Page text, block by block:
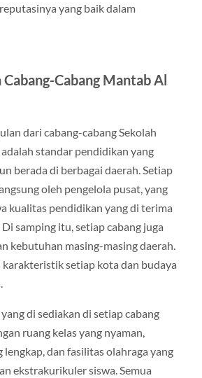
yang baik dalam
Cabang Mantab Al
dari cabang-cabang Sekolah
standar pendidikan yang
berada di berbagai daerah. Setiap
oleh pengelola pusat, yang
kualitas pendidikan yang di terima
samping itu, setiap cabang juga
kebutuhan masing-masing daerah.
setiap kota dan budaya
di sediakan di setiap cabang
ruang kelas yang nyaman,
dan fasilitas olahraga yang
ekstrakurikuler siswa. Semua